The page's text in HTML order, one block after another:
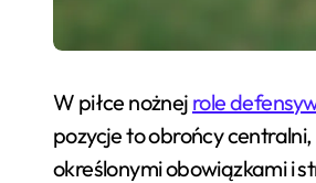
W piłce nożnej role
pozycje to obrońcy
określonymi obowiązkami i